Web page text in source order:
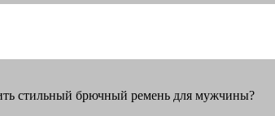
стильный брючный ремень для мужчины?